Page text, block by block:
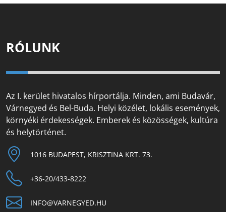
RÓLUNK
Az I. kerület hivatalos hírportálja. Minden, ami Budavár,
Várnegyed és Bel-Buda. Helyi közélet, lokális események,
környéki érdekességek. Emberek és közösségek, kultúra
és helytörténet.
1016 BUDAPEST, KRISZTINA KRT. 73.
+36-20/433-8222
INFO@VARNEGYED.HU